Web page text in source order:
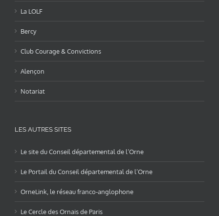
La LOLF
Bercy
Club Courage & Convictions
Alençon
Notariat
LES AUTRES SITES
Le site du Conseil départemental de l’Orne
Le Portail du Conseil départemental de l’Orne
OrneLink, le réseau franco-anglophone
Le Cercle des Ornais de Paris